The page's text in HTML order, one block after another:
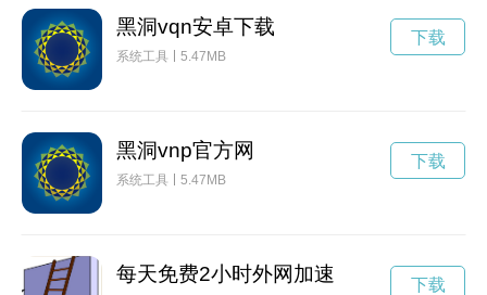
黑洞vqn安卓下载
系统工具 5.47MB
下载
黑洞vnp官方网
系统工具 5.47MB
下载
每天免费2小时外网加速 下载